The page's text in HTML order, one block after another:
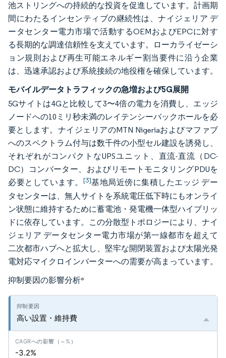
池ストリングへの持続的な投資を促進しています。計画期
間にわたるインセンティブの継続性は、ナイジェリア デ
ータセンター電力市場で活動するOEMおよびEPCに対す
る長期的な調達信頼性を支えています。ローカライゼーシ
ョン規則および再生可能エネルギー割当要件に沿う企業
は、迅速承認および系統接続の地役権を確保しています。
モバイルデータトラフィックの急増および5G展開
5Gサイトは4Gと比較して3〜4倍の電力を消費し、エッジ
ノードへの10ミリ秒未満のレイテンシーバックホールを必
要とします。ナイジェリアのMTN Nigeriaおよびマファブ
へのスペクトラム付与は数千件の小型セル建設を誘発し、
それぞれがコンパクトなUPSユニット、直流-直流（DC-
DC）コンバーター、およびリモートモニタリングPDUを
必要としています。 [3]基地局近傍に集積したエッジ デー
タセンターは、無人サイトを系統電圧低下時にもオンライ
ン状態に維持するために蓄電池・発電機一体型ハイブリッ
ドに依存しています。この分散型トポロジーにより、ナイ
ジェリア データセンター電力市場が第一線都市を超えて
二次都市ハブへと拡大し、堅牢な開閉装置および太陽光発
電対応マイクロインバーターへの需要が高まっています。
抑制要因の影響分析*
高い設置・維持費
-3.2%